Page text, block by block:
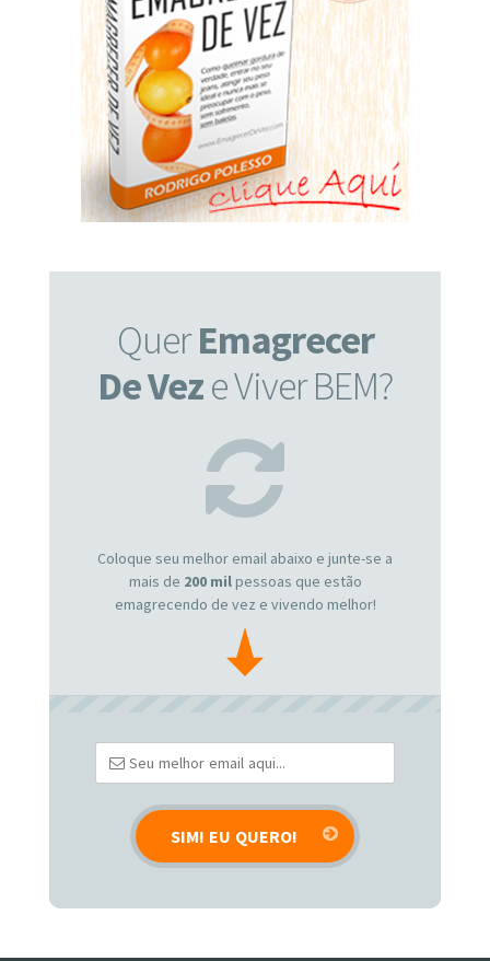
QuerEmagrecer
De Veze Viver BEM?
Coloque seu melhor email abaixo e junte-se a
mais de 200 milpessoas que estão
emagrecendo de vez e vivendo melhor!